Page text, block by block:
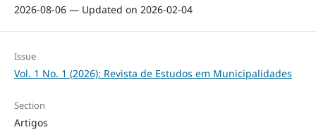
2026-08-06 — Updated on 2026-02-04
Issue
Vol. 1 No. 1 (2026): Revista de Estudos em Municipalidades
Section
Artigos